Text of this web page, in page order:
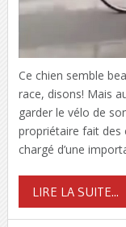
Ce chien semble
race, disons! Mais
garder le vélo de
propriétaire fait des
chargé d’une
LIRE LA SUITE...